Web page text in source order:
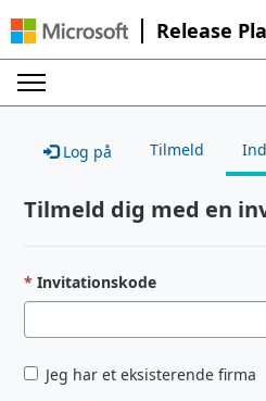
Release
Log på Tilmeld
Tilmeld dig med en
Invitationskode
Jeg har et eksisterende firma